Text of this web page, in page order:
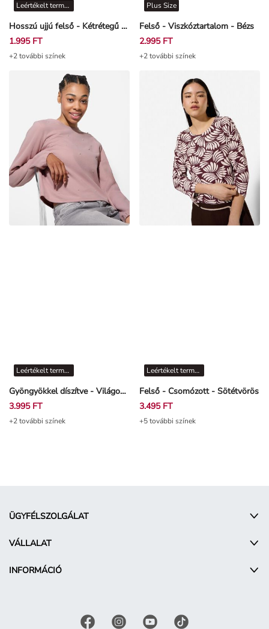
Hosszú ujjú felső - Kétrétegű hatás - Világos rózsaszín
Leértékelt termékek
1.995 FT
+2 további színek
Felső - Viszkóztartalom - Bézs
Plus Size
2.995 FT
+2 további színek
Gyöngyökkel díszítve - Világos rózsaszín
Leértékelt termékek
3.995 FT
+2 további színek
Felső - Csomózott - Sötétvörös
Leértékelt termékek
3.495 FT
+5 további színek
ÜGYFÉLSZOLGÁLAT
VÁLLALAT
INFORMÁCIÓ